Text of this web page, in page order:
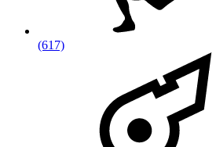
(617)